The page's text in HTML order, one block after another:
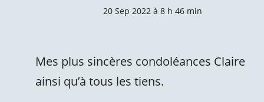
20 Sep 2022 à 8 h 46 min
Mes plus sincères condoléances Claire
ainsi qu’à tous les tiens.